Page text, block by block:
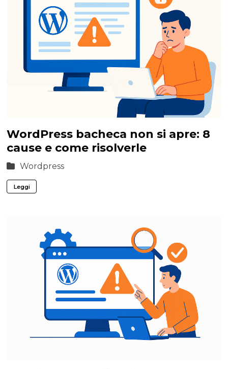
WordPress bacheca non si apre: 8
cause e come risolverle
Wordpress
Leggi